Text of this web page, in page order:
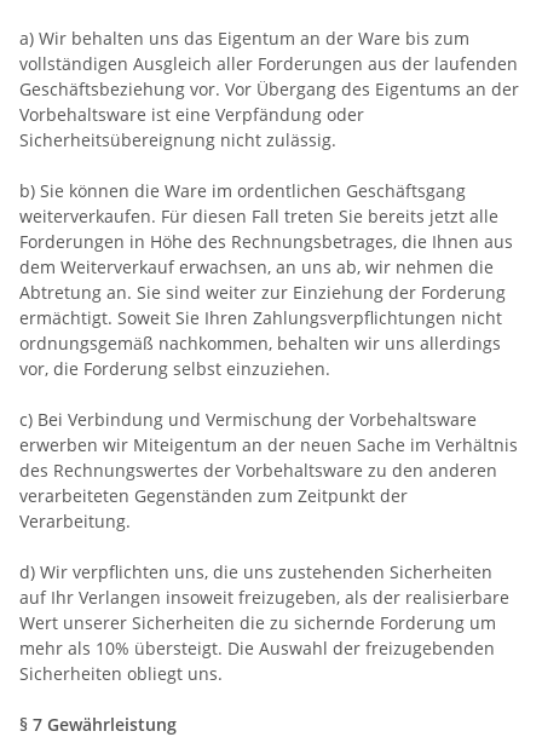
a) Wir behalten uns das Eigentum an der Ware bis zum
vollständigen Ausgleich aller Forderungen aus der laufenden
Geschäftsbeziehung vor. Vor Übergang des Eigentums an der
Vorbehaltsware ist eine Verpfändung oder
Sicherheitsübereignung nicht zulässig.
b) Sie können die Ware im ordentlichen Geschäftsgang
weiterverkaufen. Für diesen Fall treten Sie bereits jetzt alle
Forderungen in Höhe des Rechnungsbetrages, die Ihnen aus
dem Weiterverkauf erwachsen, an uns ab, wir nehmen die
Abtretung an. Sie sind weiter zur Einziehung der Forderung
ermächtigt. Soweit Sie Ihren Zahlungsverpflichtungen nicht
ordnungsgemäß nachkommen, behalten wir uns allerdings
vor, die Forderung selbst einzuziehen.
c) Bei Verbindung und Vermischung der Vorbehaltsware
erwerben wir Miteigentum an der neuen Sache im Verhältnis
des Rechnungswertes der Vorbehaltsware zu den anderen
verarbeiteten Gegenständen zum Zeitpunkt der
Verarbeitung.
d) Wir verpflichten uns, die uns zustehenden Sicherheiten
auf Ihr Verlangen insoweit freizugeben, als der realisierbare
Wert unserer Sicherheiten die zu sichernde Forderung um
mehr als 10% übersteigt. Die Auswahl der freizugebenden
Sicherheiten obliegt uns.
§ 7 Gewährleistung